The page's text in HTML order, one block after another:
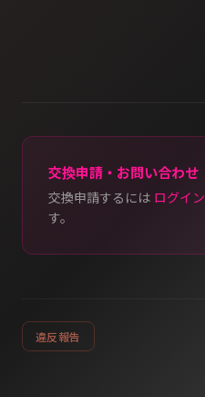
交換申請・お問い合わせ
交換申請するには ログイン
す。
違反報告